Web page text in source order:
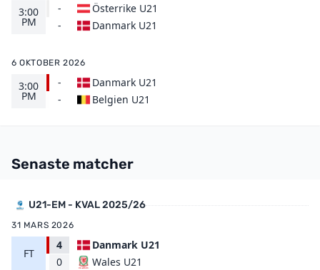
3:00
PM
-
-
Österrike U21
Danmark U21
6 OKTOBER 2026
3:00
PM
-
-
Danmark U21
Belgien U21
Senaste matcher
U21-EM - KVAL 2025/26
31 MARS 2026
FT
4
0
Danmark U21
Wales U21